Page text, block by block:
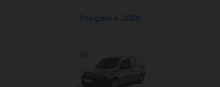
Peugeot e-2008